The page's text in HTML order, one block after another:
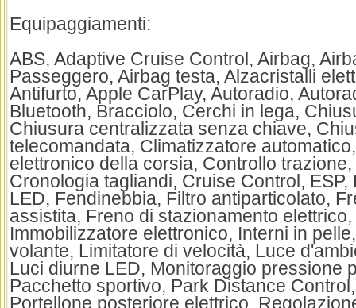
Equipaggiamenti:
ABS, Adaptive Cruise Control, Airbag,
Passeggero, Airbag testa, Alzacristalli
Antifurto, Apple CarPlay, Autoradio,
Bluetooth, Bracciolo, Cerchi in lega,
Chiusura centralizzata senza chiave,
telecomandata, Climatizzatore
elettronico della corsia, Controllo
Cronologia tagliandi, Cruise Control, ESP,
LED, Fendinebbia, Filtro antiparticolato,
assistita, Freno di stazionamento
Immobilizzatore elettronico, Interni in
volante, Limitatore di velocità, Luce
Luci diurne LED, Monitoraggio pressione
Pacchetto sportivo, Park Distance
Portellone posteriore elettrico,